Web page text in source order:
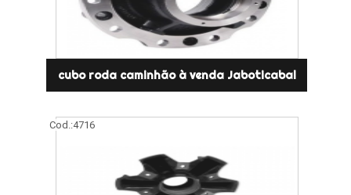
cubo roda caminhão à venda Jaboticabal
Cod.:4716